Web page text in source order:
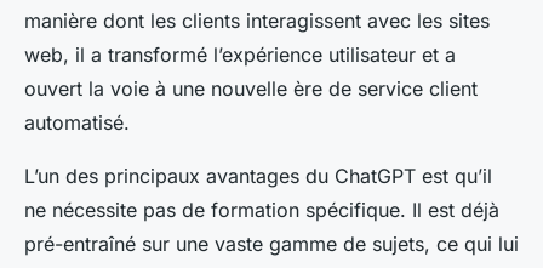
manière dont les clients interagissent avec les sites
web, il a transformé l’expérience utilisateur et a
ouvert la voie à une nouvelle ère de service client
automatisé.
L’un des principaux avantages du ChatGPT est qu’il
ne nécessite pas de formation spécifique. Il est déjà
pré-entraîné sur une vaste gamme de sujets, ce qui lui